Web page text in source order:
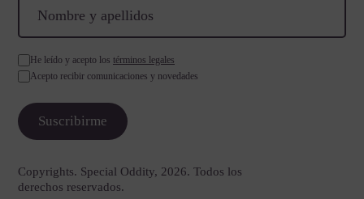
He leído y acepto los términos legales
Acepto recibir comunicaciones y novedades
Copyrights. Special Oddity, 2026. Todos los
derechos reservados.